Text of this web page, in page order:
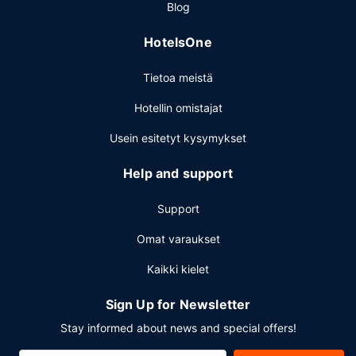
Blog
HotelsOne
Tietoa meistä
Hotellin omistajat
Usein esitetyt kysymykset
Help and support
Support
Omat varaukset
Kaikki kielet
Sign Up for Newsletter
Stay informed about news and special offers!